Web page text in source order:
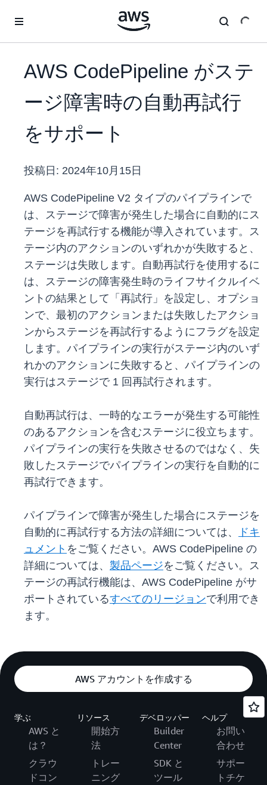
AWS CodePipeline がステ
ージ障害時の自動再試行
をサポート
投稿日: 2024年10月15日
AWS CodePipeline V2 タイプのパイプラインで
は、ステージで障害が発生した場合に自動的にス
テージを再試行する機能が導入されています。ス
テージ内のアクションのいずれかが失敗すると、
ステージは失敗します。自動再試行を使用するに
は、ステージの障害発生時のライフサイクルイベ
ントの結果として「再試行」を設定し、オプショ
ンで、最初のアクションまたは失敗したアクショ
ンからステージを再試行するようにフラグを設定
します。パイプラインの実行がステージ内のいず
れかのアクションに失敗すると、パイプラインの
実行はステージで 1 回再試行されます。
自動再試行は、一時的なエラーが発生する可能性
のあるアクションを含むステージに役立ちます。
パイプラインの実行を失敗させるのではなく、失
敗したステージでパイプラインの実行を自動的に
再試行できます。
パイプラインで障害が発生した場合にステージを
自動的に再試行する方法の詳細については、
ドキ
ュメント をご覧ください。AWS CodePipeline の
詳細については、 製品ページをご覧ください。ス
テージの再試行機能は、AWS CodePipeline がサ
ポートされているすべてのリージョンで利用でき
ます。
AWS アカウントを作成する
学ぶ
AWS と
は？
クラウ
ドコン
リソース
開始方
法
トレー
ニング
デベロッパー
Builder
Center
SDK と
ツール
ヘルプ
お問い
合わせ
サポー
トチケ